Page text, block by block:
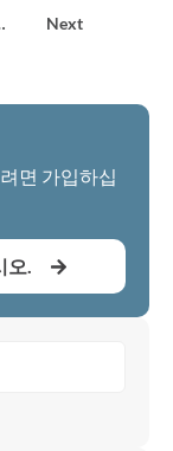
Next
면 가입하십
오.